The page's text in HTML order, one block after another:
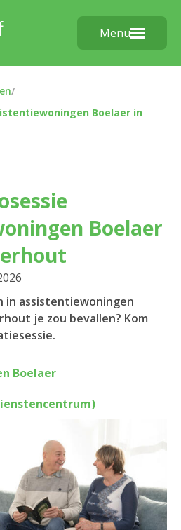
Menu
/
Boelaer in
Boelaer
in assistentiewoningen
je zou bevallen? Kom
Boelaer